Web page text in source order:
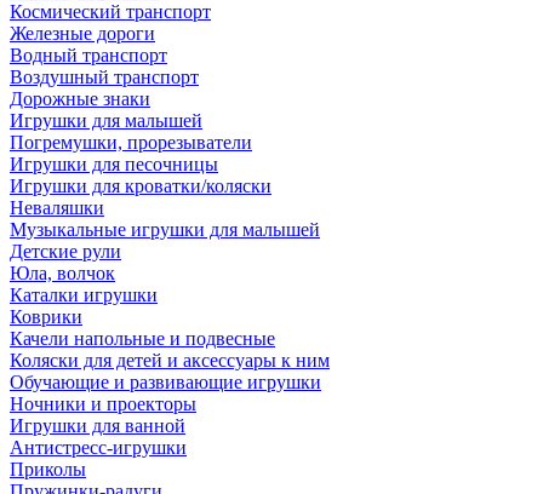
Космический транспорт
Железные дороги
Водный транспорт
Воздушный транспорт
Дорожные знаки
Игрушки для малышей
Погремушки, прорезыватели
Игрушки для песочницы
Игрушки для кроватки/коляски
Неваляшки
Музыкальные игрушки для малышей
Детские рули
Юла, волчок
Каталки игрушки
Коврики
Качели напольные и подвесные
Коляски для детей и аксессуары к ним
Обучающие и развивающие игрушки
Ночники и проекторы
Игрушки для ванной
Антистресс-игрушки
Приколы